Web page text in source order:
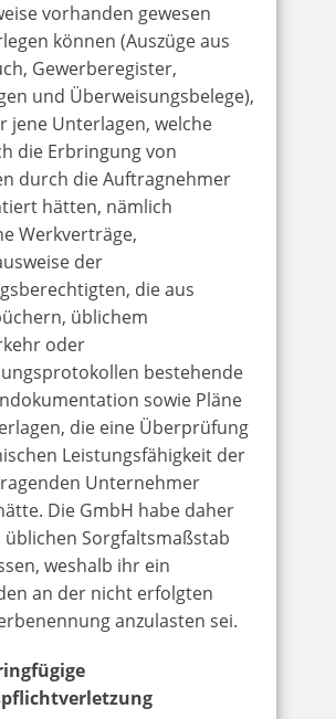
vorhanden gewesen
können (Auszüge aus
Gewerberegister,
und Überweisungsbelege),
jene Unterlagen, welche
die Erbringung von
durch die Auftragnehmer
hätten, nämlich
Werkverträge,
der
die aus
üblichem
oder
bestehende
sowie Pläne
die eine Überprüfung
Leistungsfähigkeit der
Unternehmer
Die GmbH habe daher
Sorgfaltsmaßstab
weshalb ihr ein
an der nicht erfolgten
anzulasten sei.